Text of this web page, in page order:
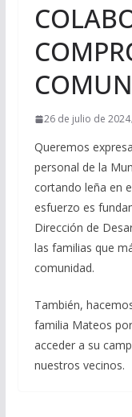
26 de julio de 2024
Queremos
personal de la
cortando leña en
esfuerzo es
Dirección de
las familias que
comunidad.
También,
familia Mateos
acceder a su
nuestros vecinos.